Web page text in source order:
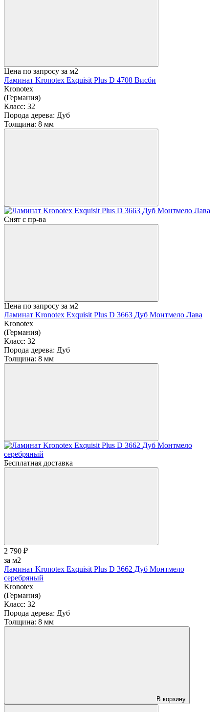
Цена по запросу за м2
Ламинат Kronotex Exquisit Plus D 4708 Висби
Kronotex
(Германия)
Класс: 32
Порода дерева: Дуб
Толщина: 8 мм
Снят с пр-ва
Цена по запросу за м2
Ламинат Kronotex Exquisit Plus D 3663 Дуб Монтмело Лава
Kronotex
(Германия)
Класс: 32
Порода дерева: Дуб
Толщина: 8 мм
Бесплатная доставка
2 790 ₽
за м2
Ламинат Kronotex Exquisit Plus D 3662 Дуб Монтмело
серебряный
Kronotex
(Германия)
Класс: 32
Порода дерева: Дуб
Толщина: 8 мм
В корзину